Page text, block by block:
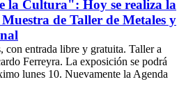
la Cultura": Hoy se realiza la
de Taller de Metales y
con entrada libre y gratuita. Taller a
Ferreyra. La exposición se podrá
lunes 10. Nuevamente la Agenda